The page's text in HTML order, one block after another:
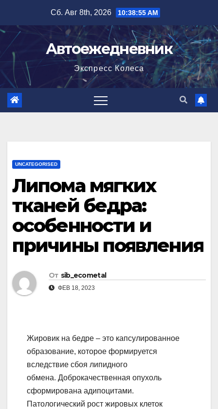
содержимому
Сб. Авг 8th, 2026 10:38:56 AM
Автоежедневник
Экспресс Колеса
UNCATEGORISED
Липома мягких
тканей бедра:
особенности и
причины появления
От sib_ecometal
ФЕВ 18, 2023
Жировик на бедре – это капсулированное
образование, которое формируется
вследствие сбоя липидного
обмена. Доброкачественная опухоль
сформирована адипоцитами.
Патологический рост жировых клеток